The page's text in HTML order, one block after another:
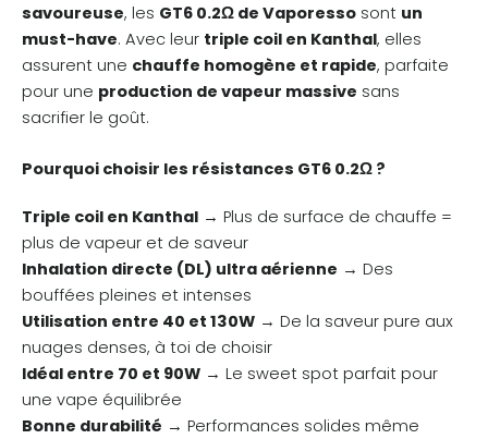
savoureuse, les GT6 0.2Ω de Vaporesso sont un
must-have. Avec leur triple coil en Kanthal, elles
assurent une chauffe homogène et rapide, parfaite
pour une production de vapeur massive sans
sacrifier le goût.
Pourquoi choisir les résistances GT6 0.2Ω ?
Triple coil en Kanthal → Plus de surface de chauffe =
plus de vapeur et de saveur
Inhalation directe (DL) ultra aérienne → Des
bouffées pleines et intenses
Utilisation entre 40 et 130W → De la saveur pure aux
nuages denses, à toi de choisir
Idéal entre 70 et 90W → Le sweet spot parfait pour
une vape équilibrée
Bonne durabilité → Performances solides même